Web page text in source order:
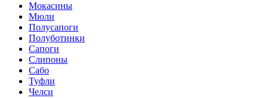
Мокасины
Мюли
Полусапоги
Полуботинки
Сапоги
Слипоны
Сабо
Туфли
Челси